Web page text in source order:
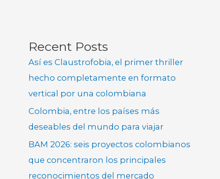
Recent Posts
Así es Claustrofobia, el primer thriller
hecho completamente en formato
vertical por una colombiana
Colombia, entre los países más
deseables del mundo para viajar
BAM 2026: seis proyectos colombianos
que concentraron los principales
reconocimientos del mercado